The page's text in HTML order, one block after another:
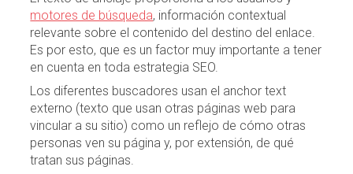
motores de búsqueda, información contextual
relevante sobre el contenido del destino del enlace.
Es por esto, que es un factor muy importante a tener
en cuenta en toda estrategia SEO.
Los diferentes buscadores usan el anchor text
externo (texto que usan otras páginas web para
vincular a su sitio) como un reflejo de cómo otras
personas ven su página y, por extensión, de qué
tratan sus páginas.